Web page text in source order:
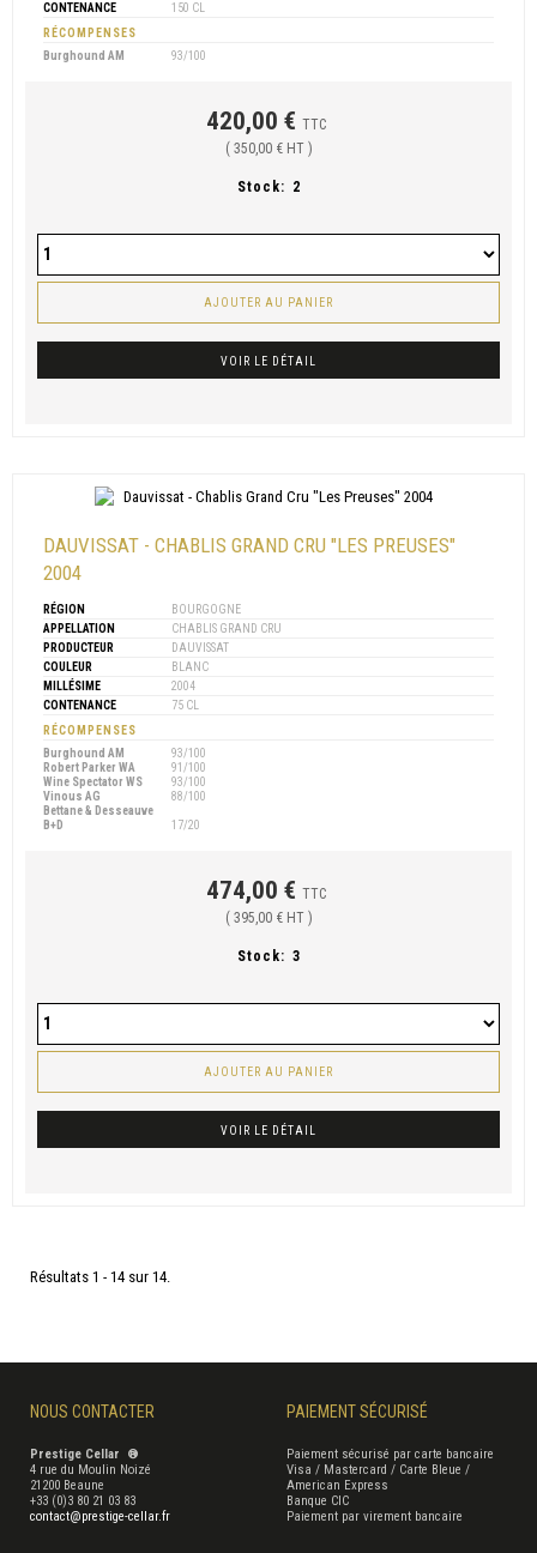
CONTENANCE
150 CL
RÉCOMPENSES
Burghound AM
93/100
420,00 € TTC
( 350,00 € HT )
Stock: 2
AJOUTER AU PANIER
VOIR LE DÉTAIL
DAUVISSAT - CHABLIS GRAND CRU "LES PREUSES"
2004
RÉGION
BOURGOGNE
APPELLATION
CHABLIS GRAND CRU
PRODUCTEUR
DAUVISSAT
COULEUR
BLANC
MILLÉSIME
2004
CONTENANCE
75 CL
RÉCOMPENSES
Burghound AM
93/100
Robert Parker WA
91/100
Wine Spectator WS
93/100
Vinous AG
88/100
Bettane & Desseauve
B+D
17/20
474,00 € TTC
( 395,00 € HT )
Stock: 3
AJOUTER AU PANIER
VOIR LE DÉTAIL
Résultats 1 - 14 sur 14.
NOUS CONTACTER
Prestige Cellar ®
4 rue du Moulin Noizé
21200 Beaune
+33 (0)3 80 21 03 83
contact@prestige-cellar.fr
PAIEMENT SÉCURISÉ
Paiement sécurisé par carte bancaire
Visa / Mastercard / Carte Bleue /
American Express
Banque CIC
Paiement par virement bancaire